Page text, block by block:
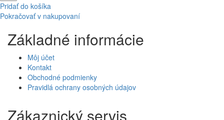
Pridať do košíka
Pokračovať v nakupovaní
Základné informácie
Môj účet
Kontakt
Obchodné podmienky
Pravidlá ochrany osobných údajov
Zákaznický servis